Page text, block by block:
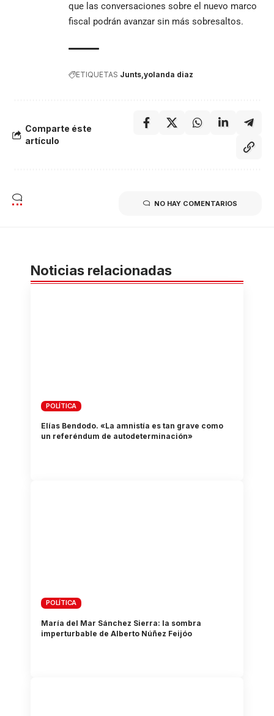
que las conversaciones sobre el nuevo marco
fiscal podrán avanzar sin más sobresaltos.
ETIQUETAS Junts yolanda diaz
Comparte éste
artículo
NO HAY COMENTARIOS
Noticias relacionadas
POLÍTICA
Elías Bendodo. «La amnistía es tan grave como
un referéndum de autodeterminación»
POLÍTICA
María del Mar Sánchez Sierra: la sombra
imperturbable de Alberto Núñez Feijóo